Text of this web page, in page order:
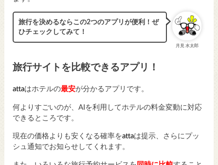
月見 水太郎
旅行を決めるならこの2つのアプリが便利！ぜ
ひチェックしてみて！
旅行サイトを比較できるアプリ！
attaはホテルの最安が分かるアプリです。
何よりすごいのが、AIを利用してホテルの料金変動に対応
できるところです。
現在の価格よりも安くなる確率をattaは提示、さらにプッ
シュ通知でお知らせしてくれます。